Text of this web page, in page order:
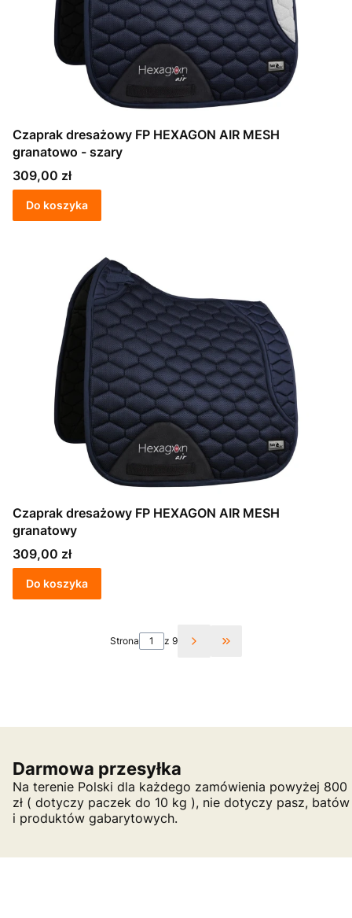
Czaprak dresażowy FP HEXAGON AIR MESH
granatowo - szary
Cena
309,00 zł
Do koszyka
Czaprak dresażowy FP HEXAGON AIR MESH
granatowy
Cena
309,00 zł
Do koszyka
Strona z 9 Przejdź do ostatniej
Darmowa przesyłka
Na terenie Polski dla każdego zamówienia powyżej 800
zł ( dotyczy paczek do 10 kg ), nie dotyczy pasz, batów
i produktów gabarytowych.